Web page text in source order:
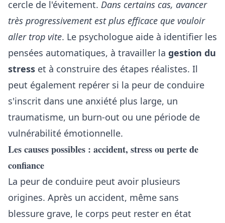
cercle de l'évitement. Dans certains cas, avancer
très progressivement est plus efficace que vouloir
aller trop vite. Le psychologue aide à identifier les
pensées automatiques, à travailler la gestion du
stress et à construire des étapes réalistes. Il
peut également repérer si la peur de conduire
s'inscrit dans une anxiété plus large, un
traumatisme, un burn-out ou une période de
vulnérabilité émotionnelle.
Les causes possibles : accident, stress ou perte de
confiance
La peur de conduire peut avoir plusieurs
origines. Après un accident, même sans
blessure grave, le corps peut rester en état